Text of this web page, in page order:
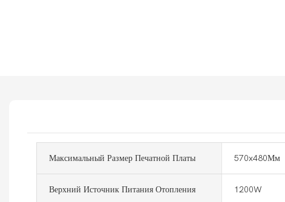
Максимальный Размер Печатной Платы 570x480Мм
Верхний Источник Питания Отопления 1200W